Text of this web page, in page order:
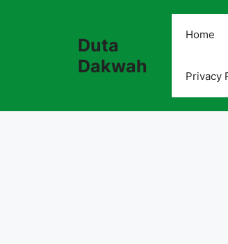
Duta
Dakwah
Home
Privacy